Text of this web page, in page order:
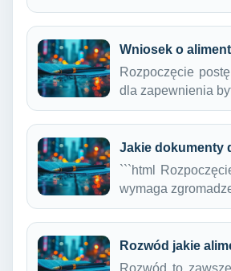
Wniosek o
Rozpoczęcie
dla zapewnienia
Jakie dokumenty
```html
wymaga
Rozwód jakie
Rozwód to